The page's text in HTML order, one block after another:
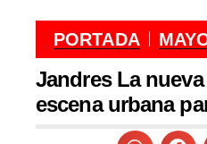
PORTADA
Jandres La
escena urbana